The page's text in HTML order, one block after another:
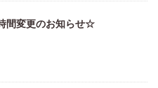
間変更のお知らせ☆